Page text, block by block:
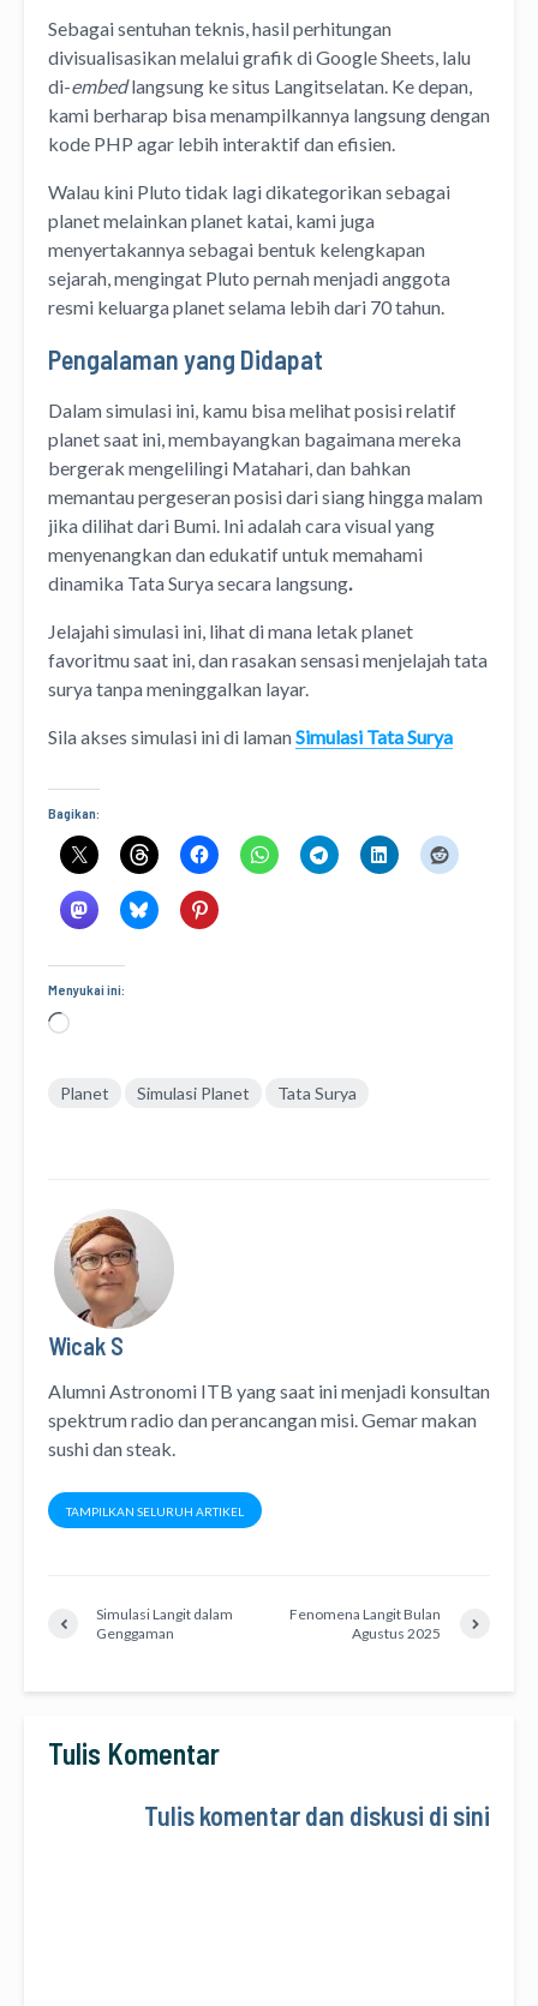
Sebagai sentuhan teknis, hasil perhitungan
divisualisasikan melalui grafik di Google Sheets, lalu
di-embedlangsung ke situs Langitselatan. Ke depan,
kami berharap bisa menampilkannya langsung dengan
kode PHP agar lebih interaktif dan efisien.
Walau kini Pluto tidak lagi dikategorikan sebagai
planet melainkan planet katai, kami juga
menyertakannya sebagai bentuk kelengkapan
sejarah, mengingat Pluto pernah menjadi anggota
resmi keluarga planet selama lebih dari 70 tahun.
Pengalaman yang Didapat
Dalam simulasi ini, kamu bisa melihat posisi relatif
planet saat ini, membayangkan bagaimana mereka
bergerak mengelilingi Matahari, dan bahkan
memantau pergeseran posisi dari siang hingga malam
jika dilihat dari Bumi. Ini adalah cara visual yang
menyenangkan dan edukatif untuk memahami
dinamika Tata Surya secara langsung.
Jelajahi simulasi ini, lihat di mana letak planet
favoritmu saat ini, dan rasakan sensasi menjelajah tata
surya tanpa meninggalkan layar.
Sila akses simulasi ini di lamanSimulasi Tata Surya
Bagikan:
Menyukai ini:
Memuat...
Planet Simulasi Planet Tata Surya
Wicak S
Alumni Astronomi ITB yang saat ini menjadi konsultan
spektrum radio dan perancangan misi. Gemar makan
sushi dan steak.
TAMPILKAN SELURUH ARTIKEL
Simulasi Langit dalam
Genggaman
Fenomena Langit Bulan
Agustus 2025
Tulis Komentar
Tulis komentar dan diskusi di sini